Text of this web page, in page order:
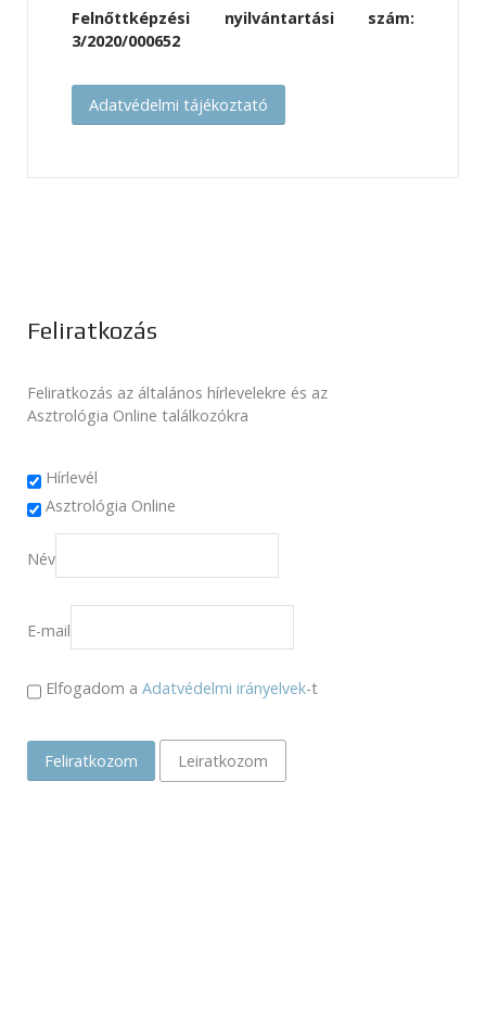
Felnőttképzési nyilvántartási szám:
3/2020/000652
Adatvédelmi tájékoztató
Feliratkozás
Feliratkozás az általános hírlevelekre és az
Asztrológia Online találkozókra
Hírlevél
Asztrológia Online
Név
E-mail
Elfogadom a Adatvédelmi irányelvek-t
Feliratkozom Leiratkozom